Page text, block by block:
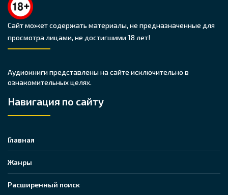
Сайт может содержать материалы, не предназначенные для
просмотра лицами, не достигшими 18 лет!
Аудиокниги представлены на сайте исключительно в
ознакомительных целях.
Навигация по сайту
Главная
Жанры
Расширенный поиск